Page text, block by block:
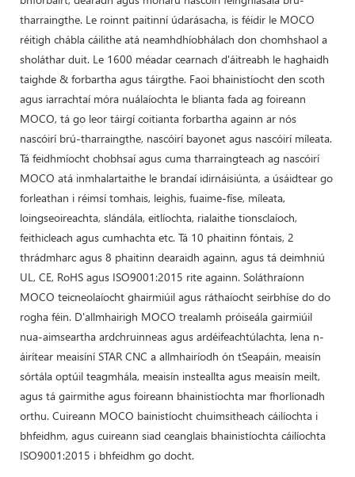
tharraingthe. Le roinnt paitinní údarásacha, is féidir le MOCO
réitigh chábla cáilithe atá neamhdhíobhálach don chomhshaol a
sholáthar duit. Le 1600 méadar cearnach d'áitreabh le haghaidh
taighde & forbartha agus táirgthe. Faoi bhainistíocht den scoth
agus iarrachtaí móra nuálaíochta le blianta fada ag foireann
MOCO, tá go leor táirgí coitianta forbartha againn ar nós
nascóirí brú-tharraingthe, nascóirí bayonet agus nascóirí míleata.
Tá feidhmíocht chobhsaí agus cuma tharraingteach ag nascóirí
MOCO atá inmhalartaithe le brandaí idirnáisiúnta, a úsáidtear go
forleathan i réimsí tomhais, leighis, fuaime-físe, míleata,
loingseoireachta, slándála, eitlíochta, rialaithe tionsclaíoch,
feithicleach agus cumhachta etc. Tá 10 phaitinn fóntais, 2
thrádmharc agus 8 phaitinn dearaidh againn, agus tá deimhniú
UL, CE, RoHS agus ISO9001:2015 rite againn. Soláthraíonn
MOCO teicneolaíocht ghairmiúil agus ráthaíocht seirbhíse do do
rogha féin. D'allmhairigh MOCO trealamh próiseála gairmiúil
nua-aimseartha ardchruinneas agus ardéifeachtúlachta, lena n-
áirítear meaisíní STAR CNC a allmhairíodh ón tSeapáin, meaisín
sórtála optúil teagmhála, meaisín insteallta agus meaisín meilt,
agus tá gairmithe agus foireann bhainistíochta mar fhorlíonadh
orthu. Cuireann MOCO bainistíocht chuimsitheach cáilíochta i
bhfeidhm, agus cuireann siad ceanglais bhainistíochta cáilíochta
ISO9001:2015 i bhfeidhm go docht.